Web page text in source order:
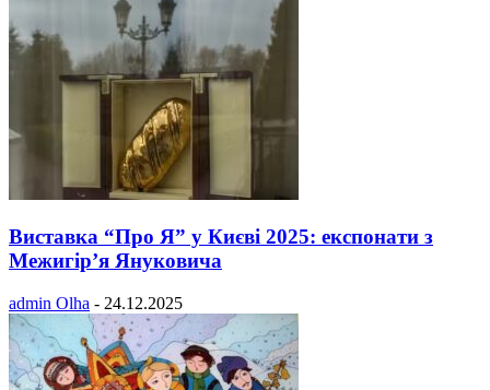
Виставка “Про Я” у Києві 2025: експонати з
Межигір’я Януковича
admin Olha - 24.12.2025